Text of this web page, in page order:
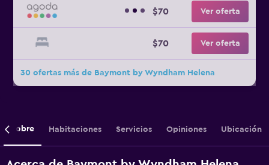
$70 Ver oferta
$70 Ver oferta
30 ofertas más de Baymont by Wyndham Helena
Sobre Habitaciones Servicios Opiniones Ubicación